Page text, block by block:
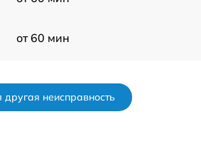
от 60 мин
другая неисправность